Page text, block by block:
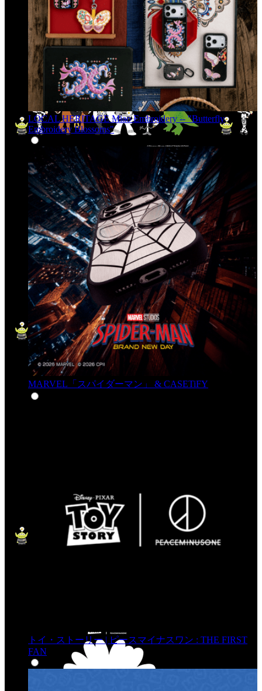
LOCAL HERITAGE Miao Embroidery -- "Butterfly
Embroidery Blossoms"
MARVEL「スパイダーマン」 & CASETiFY
トイ・ストーリー | ピースマイナスワン : THE FIRST
FAN